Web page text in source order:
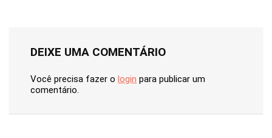
DEIXE UMA COMENTÁRIO
Você precisa fazer o login para publicar um
comentário.